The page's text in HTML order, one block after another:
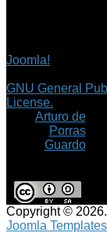
Joomla!
GNU General
License.
Arturo de
Porras
Guardo
Copyright ©
Joomla